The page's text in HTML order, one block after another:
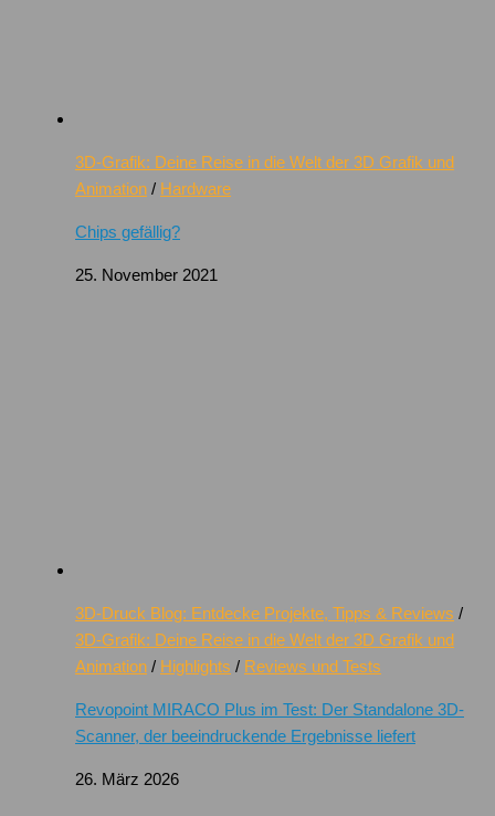
3D-Grafik: Deine Reise in die Welt der 3D Grafik und
Animation / Hardware
Chips gefällig?
25. November 2021
3D-Druck Blog: Entdecke Projekte, Tipps & Reviews /
3D-Grafik: Deine Reise in die Welt der 3D Grafik und
Animation / Highlights / Reviews und Tests
Revopoint MIRACO Plus im Test: Der Standalone 3D-
Scanner, der beeindruckende Ergebnisse liefert
26. März 2026